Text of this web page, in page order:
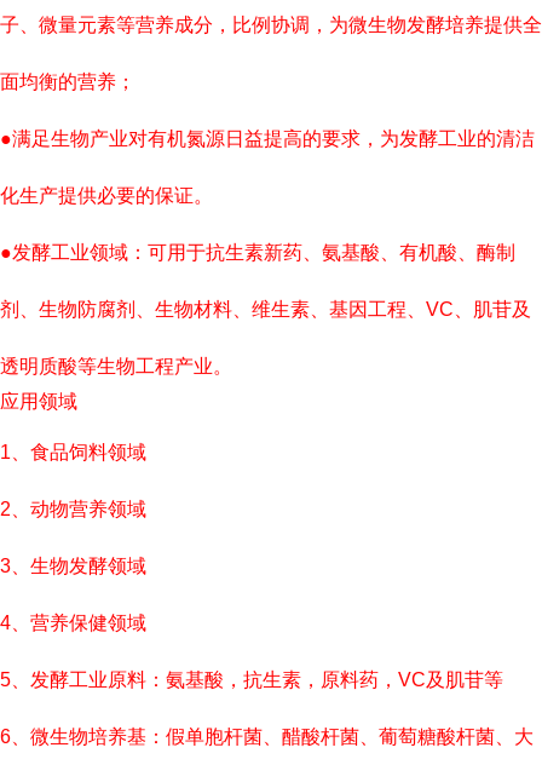
子、微量元素等营养成分，比例协调，为微生物发酵培养提供全
面均衡的营养；
●满足生物产业对有机氮源日益提高的要求，为发酵工业的清洁
化生产提供必要的保证。
●发酵工业领域：可用于抗生素新药、氨基酸、有机酸、酶制
剂、生物防腐剂、生物材料、维生素、基因工程、VC、肌苷及
透明质酸等生物工程产业。
应用领域
1、食品饲料领域
2、动物营养领域
3、生物发酵领域
4、营养保健领域
5、发酵工业原料：氨基酸，抗生素，原料药，VC及肌苷等
6、微生物培养基：假单胞杆菌、醋酸杆菌、葡萄糖酸杆菌、大